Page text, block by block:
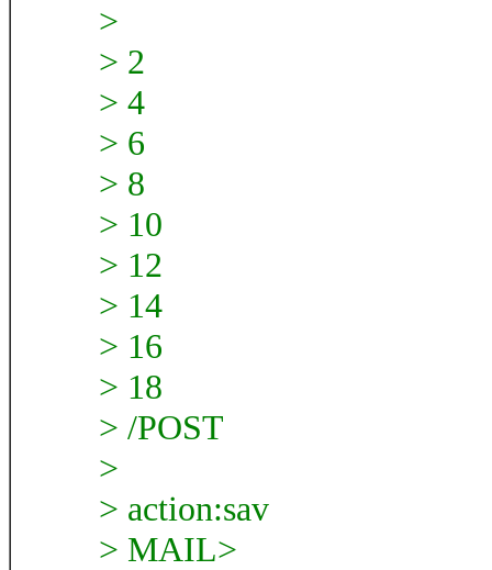
>
> 2
> 4
> 6
> 8
> 10
> 12
> 14
> 16
> 18
> /POST
>
> action:sav
> MAIL>